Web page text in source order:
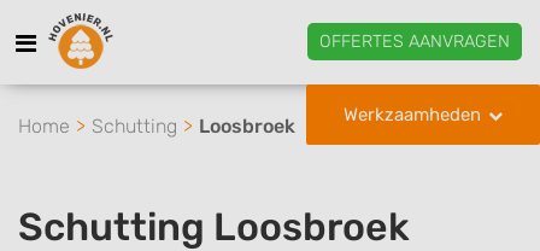
OFFERTES AANVRAGEN
Werkzaamheden
Home Schutting Loosbroek
Schutting Loosbroek